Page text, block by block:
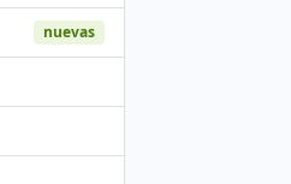
nuevas